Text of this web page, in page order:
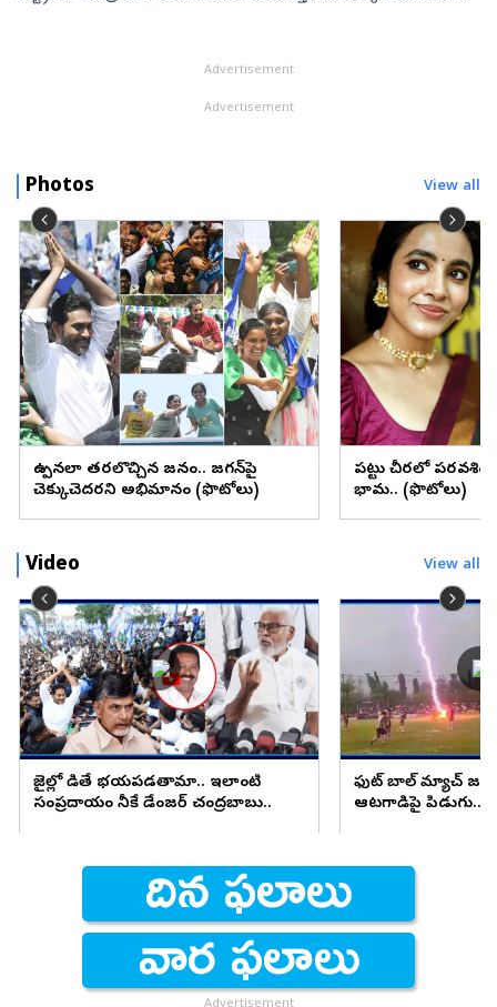
Advertisement
Advertisement
Photos View all
ఉప్పెనలా తరలొచ్చిన జనం.. జగన్‌పై
చెక్కుచెదరని అభిమానం (ఫొటోలు)
పట్టు చీరలో
భామ.. (ఫొటోలు)
Video View all
జైల్లో పెడితే భయపడతామా.. ఇలాంటి
సంప్రదాయం నీకే డేంజర్ చంద్రబాబు..
ఫుట్ బాల్ మ్యాచ్
ఆటగాడిపై పిడుగు..